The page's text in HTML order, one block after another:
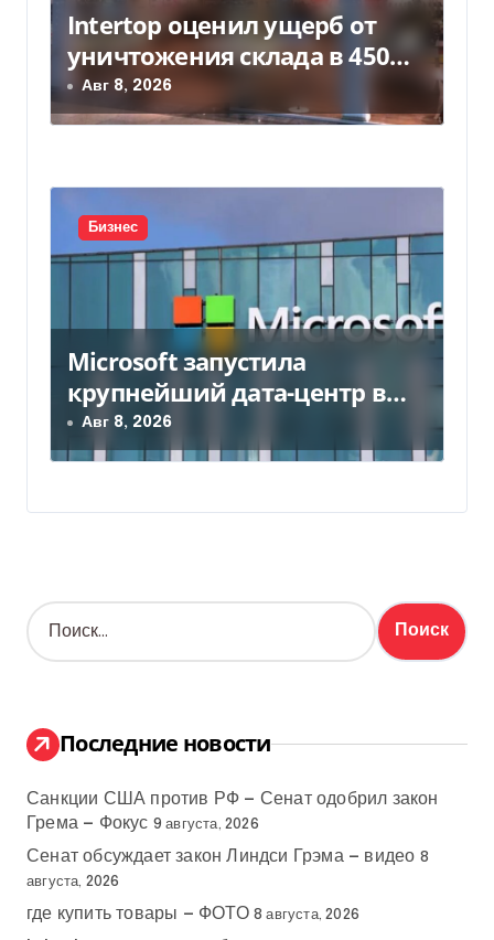
Intertop оценил ущерб от
уничтожения склада в 450
млн грн
Авг 8, 2026
Бизнес
Microsoft запустила
крупнейший дата-центр в
Индии за $20,5 миллиарда
Авг 8, 2026
Н
а
:
Последние новости
Санкции США против РФ — Сенат одобрил закон
Грема — Фокус 9 августа, 2026
Сенат обсуждает закон Линдси Грэма — видео 8
августа, 2026
где купить товары — ФОТО 8 августа, 2026